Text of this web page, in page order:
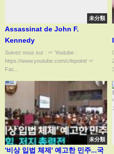
未分類
Assassinat de John F.
Kennedy
Suivez nous sur : ☞ Youtube :
https://www.youtube.com/c/lepoint/ ☞
Fac...
未分類
'비상 입법 체제' 예고한 민주...국